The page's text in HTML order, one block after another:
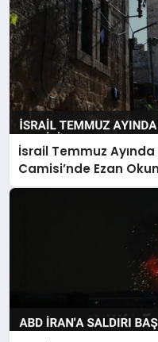
İsrail Temmuz
Camisi’nde Ezan